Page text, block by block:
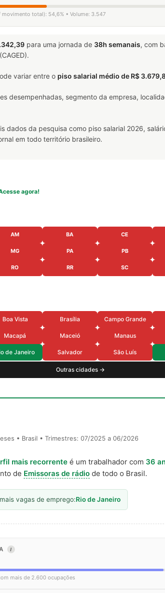
total): 54,6% • Volume: 3.547
para uma jornada de 38h semanais, com
variar entre o piso salarial médio de R$
desempenhadas, segmento da empresa,
dados da pesquisa como piso salarial 2026,
em todo território brasileiro.
agora!
AM BA CE
MG PA PB
RO RR SC
Boa Vista Brasília Campo Grande
Macapá Maceió Manaus
de Janeiro Salvador São Luís
Outras cidades →
• Brasil • Trimestres: 07/2025 a 06/2026
mais recorrente é um trabalhador com 36
de Emissoras de rádio de todo o Brasil.
vagas de emprego:Rio de Janeiro
I
mais de 2.600 ocupações